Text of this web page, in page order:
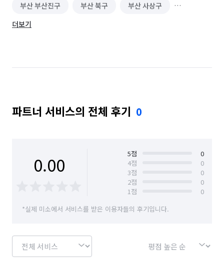
부산 부산진구 부산 북구 부산 사상구
부산 사하구
부산 해운대구
더보기
파트너 서비스의 전체 후기 0
0.00 5점
0
4점
0
3점
0
2점
0
1점
0
*실제 미소에서 서비스를 받은 이용자들의 후기입니다.